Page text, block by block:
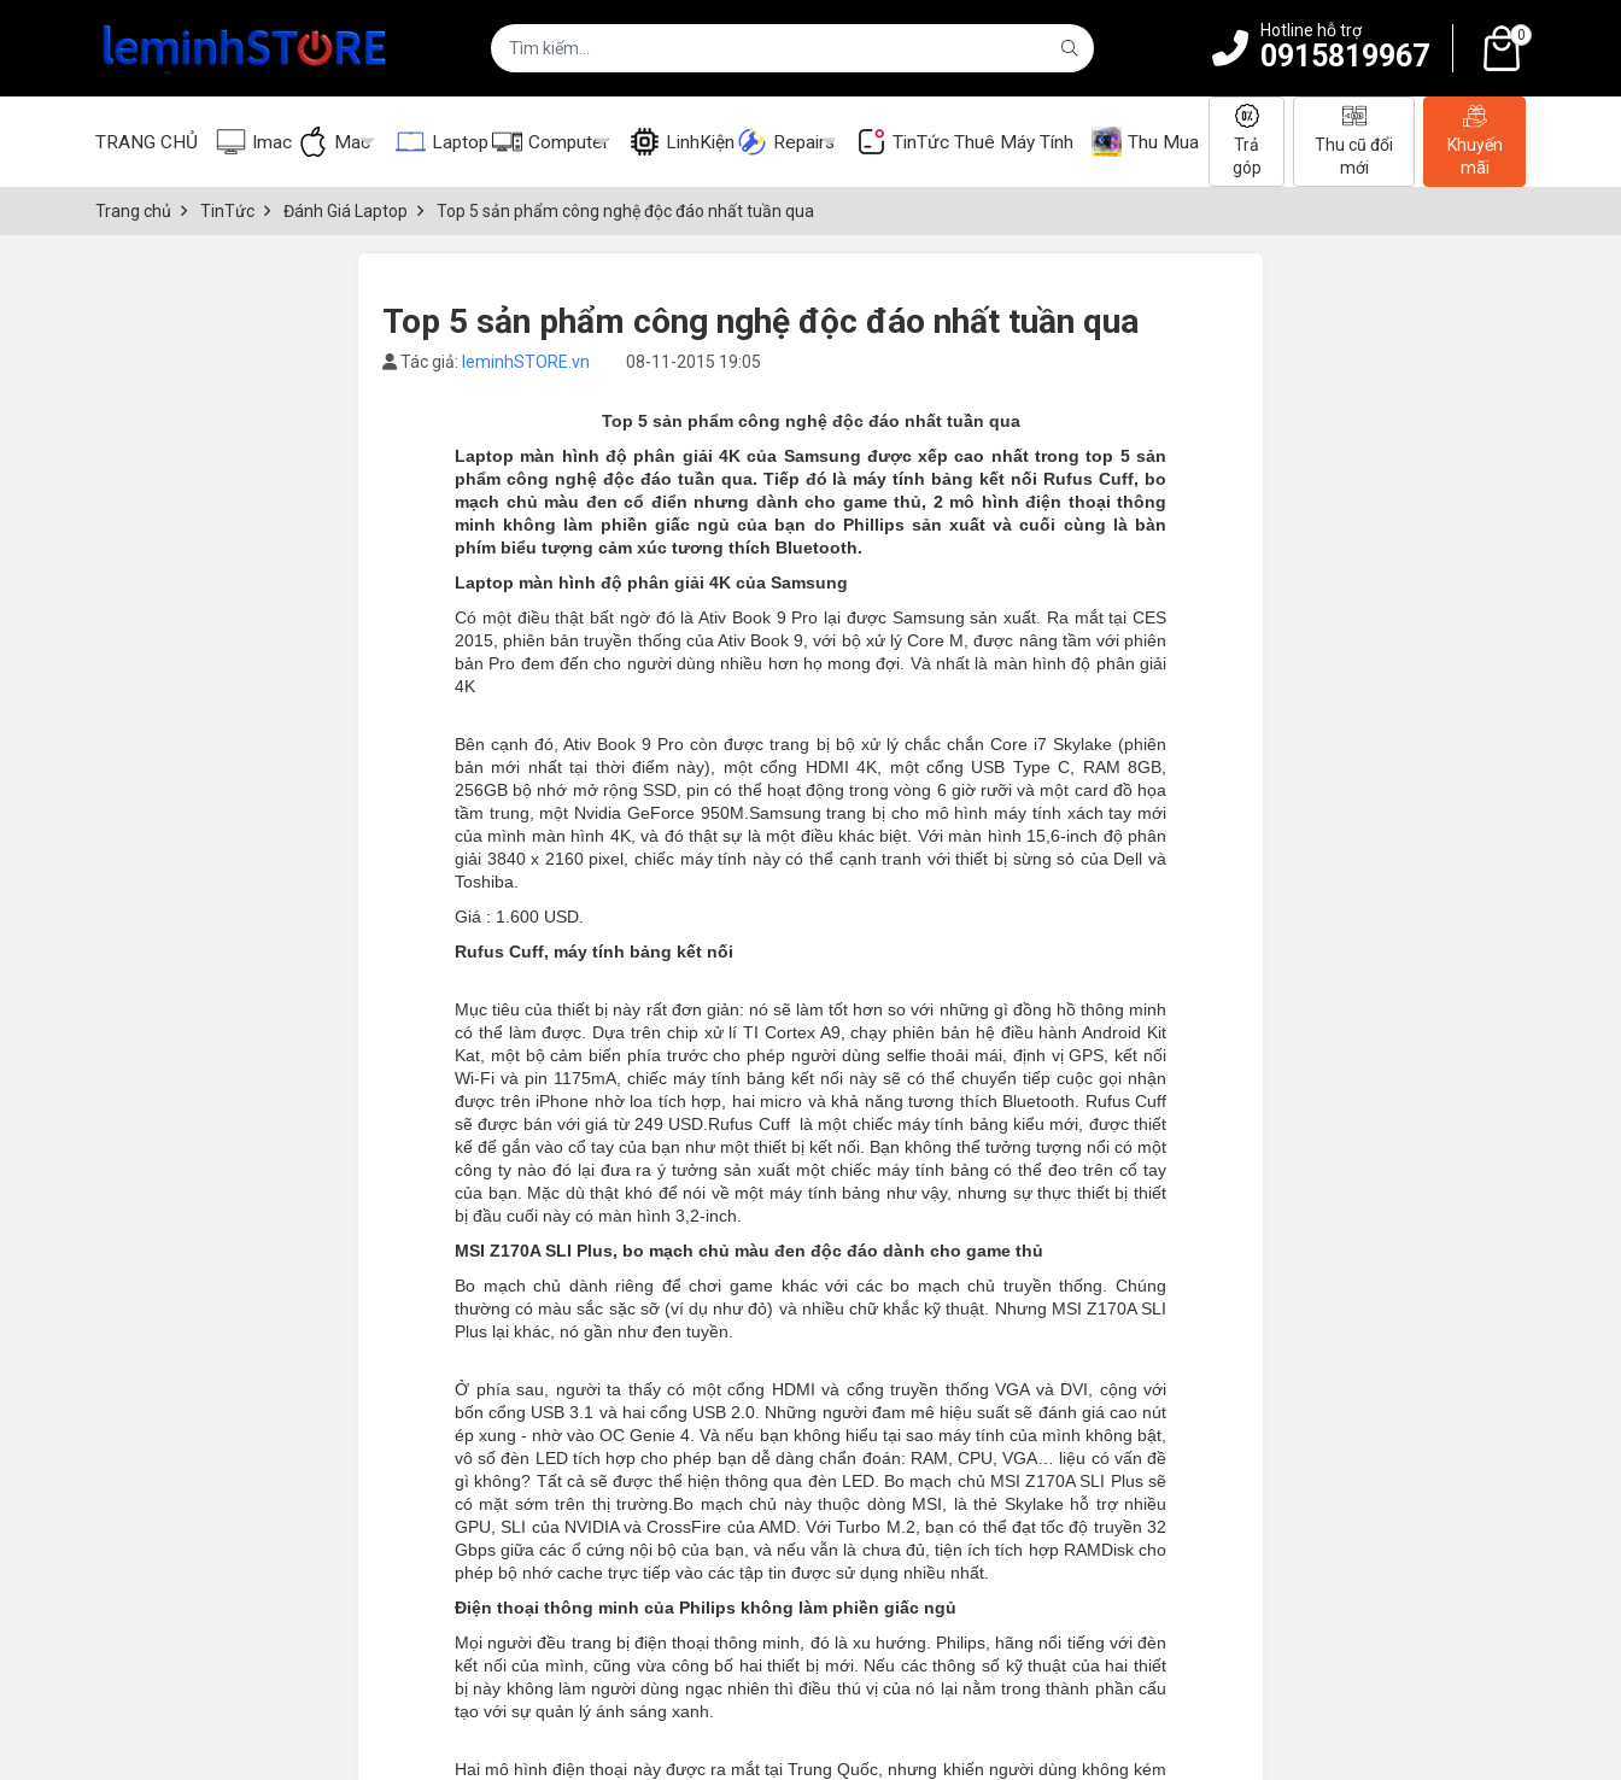
Hotline hỗ trợ
0915819967
0
TRANG CHỦ Imac Mac Laptop Computer LinhKiện Repairs TinTức Thuê Máy Tính Thu Mua
Trả
góp
Thu cũ đổi
mới
Khuyến
mãi
Trang chủ TinTức Đánh Giá Laptop Top 5 sản phẩm công nghệ độc đáo nhất tuần qua
Top 5 sản phẩm công nghệ độc đáo nhất tuần qua
Tác giả: leminhSTORE.vn 08-11-2015 19:05
Top 5 sản phẩm công nghệ độc đáo nhất tuần qua
Laptop màn hình độ phân giải 4K của Samsung được xếp cao nhất trong top 5 sản
phẩm công nghệ độc đáo tuần qua. Tiếp đó là máy tính bảng kết nối Rufus Cuff, bo
mạch chủ màu đen cổ điển nhưng dành cho game thủ, 2 mô hình điện thoại thông
minh không làm phiền giấc ngủ của bạn do Phillips sản xuất và cuối cùng là bàn
phím biểu tượng cảm xúc tương thích Bluetooth.
Laptop màn hình độ phân giải 4K của Samsung
Có một điều thật bất ngờ đó là Ativ Book 9 Pro lại được Samsung sản xuất. Ra mắt tại CES
2015, phiên bản truyền thống của Ativ Book 9, với bộ xử lý Core M, được nâng tầm với phiên
bản Pro đem đến cho người dùng nhiều hơn họ mong đợi. Và nhất là màn hình độ phân giải
4K
Bên cạnh đó, Ativ Book 9 Pro còn được trang bị bộ xử lý chắc chắn Core i7 Skylake (phiên
bản mới nhất tại thời điểm này), một cổng HDMI 4K, một cổng USB Type C, RAM 8GB,
256GB bộ nhớ mở rộng SSD, pin có thể hoạt động trong vòng 6 giờ rưỡi và một card đồ họa
tầm trung, một Nvidia GeForce 950M.Samsung trang bị cho mô hình máy tính xách tay mới
của mình màn hình 4K, và đó thật sự là một điều khác biệt. Với màn hình 15,6-inch độ phân
giải 3840 x 2160 pixel, chiếc máy tính này có thể cạnh tranh với thiết bị sừng sỏ của Dell và
Toshiba.
Giá : 1.600 USD.
Rufus Cuff, máy tính bảng kết nối
Mục tiêu của thiết bị này rất đơn giản: nó sẽ làm tốt hơn so với những gì đồng hồ thông minh
có thể làm được. Dựa trên chip xử lí TI Cortex A9, chạy phiên bản hệ điều hành Android Kit
Kat, một bộ cảm biến phía trước cho phép người dùng selfie thoải mái, định vị GPS, kết nối
Wi-Fi và pin 1175mA, chiếc máy tính bảng kết nối này sẽ có thể chuyển tiếp cuộc gọi nhận
được trên iPhone nhờ loa tích hợp, hai micro và khả năng tương thích Bluetooth. Rufus Cuff
sẽ được bán với giá từ 249 USD.Rufus Cuff là một chiếc máy tính bảng kiểu mới, được thiết
kế để gắn vào cổ tay của bạn như một thiết bị kết nối. Bạn không thể tưởng tượng nổi có một
công ty nào đó lại đưa ra ý tưởng sản xuất một chiếc máy tính bảng có thể đeo trên cổ tay
của bạn. Mặc dù thật khó để nói về một máy tính bảng như vậy, nhưng sự thực thiết bị thiết
bị đầu cuối này có màn hình 3,2-inch.
MSI Z170A SLI Plus, bo mạch chủ màu đen độc đáo dành cho game thủ
Bo mạch chủ dành riêng để chơi game khác với các bo mạch chủ truyền thống. Chúng
thường có màu sắc sặc sỡ (ví dụ như đỏ) và nhiều chữ khắc kỹ thuật. Nhưng MSI Z170A SLI
Plus lại khác, nó gần như đen tuyền.
Ở phía sau, người ta thấy có một cổng HDMI và cổng truyền thống VGA và DVI, cộng với
bốn cổng USB 3.1 và hai cổng USB 2.0. Những người đam mê hiệu suất sẽ đánh giá cao nút
ép xung - nhờ vào OC Genie 4. Và nếu bạn không hiểu tại sao máy tính của mình không bật,
vô số đèn LED tích hợp cho phép bạn dễ dàng chẩn đoán: RAM, CPU, VGA… liệu có vấn đề
gì không? Tất cả sẽ được thể hiện thông qua đèn LED. Bo mạch chủ MSI Z170A SLI Plus sẽ
có mặt sớm trên thị trường.Bo mạch chủ này thuộc dòng MSI, là thẻ Skylake hỗ trợ nhiều
GPU, SLI của NVIDIA và CrossFire của AMD. Với Turbo M.2, bạn có thể đạt tốc độ truyền 32
Gbps giữa các ổ cứng nội bộ của bạn, và nếu vẫn là chưa đủ, tiện ích tích hợp RAMDisk cho
phép bộ nhớ cache trực tiếp vào các tập tin được sử dụng nhiều nhất.
Điện thoại thông minh của Philips không làm phiền giấc ngủ
Mọi người đều trang bị điện thoại thông minh, đó là xu hướng. Philips, hãng nổi tiếng với đèn
kết nối của mình, cũng vừa công bố hai thiết bị mới. Nếu các thông số kỹ thuật của hai thiết
bị này không làm người dùng ngạc nhiên thì điều thú vị của nó lại nằm trong thành phần cấu
tạo với sự quản lý ánh sáng xanh.
Hai mô hình điện thoại này được ra mắt tại Trung Quốc, nhưng khiến người dùng không kém